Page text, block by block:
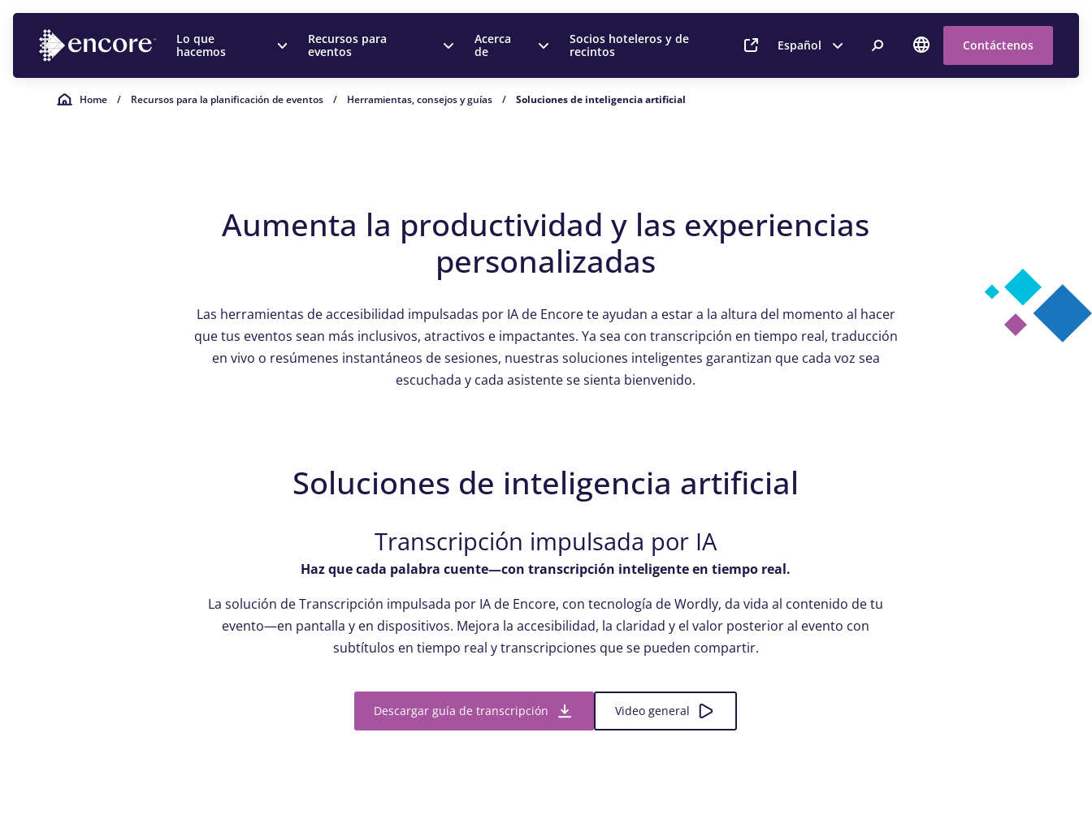
Lo que
hacemos
Recursos para
eventos
Acerca
de
Socios hoteleros y de
recintos
Español Contáctenos
Home / Recursos para la planificación de eventos / Herramientas, consejos y guías / Soluciones de inteligencia artificial
Aumenta la productividad y las experiencias
personalizadas
Las herramientas de accesibilidad impulsadas por IA de Encore te ayudan a estar a la altura del momento al hacer
que tus eventos sean más inclusivos, atractivos e impactantes. Ya sea con transcripción en tiempo real, traducción
en vivo o resúmenes instantáneos de sesiones, nuestras soluciones inteligentes garantizan que cada voz sea
escuchada y cada asistente se sienta bienvenido.
Soluciones de inteligencia artificial
Transcripción impulsada por IA
Haz que cada palabra cuente—con transcripción inteligente en tiempo real.
La solución de Transcripción impulsada por IA de Encore, con tecnología de Wordly, da vida al contenido de tu
evento—en pantalla y en dispositivos. Mejora la accesibilidad, la claridad y el valor posterior al evento con
subtítulos en tiempo real y transcripciones que se pueden compartir.
Descargar guía de transcripción Video general